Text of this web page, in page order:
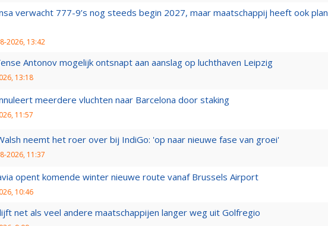
verwacht 777-9’s nog steeds begin 2027, maar maatschappij heeft ook plan
2026, 13:42
Antonov mogelijk ontsnapt aan aanslag op luchthaven Leipzig
13:18
meerdere vluchten naar Barcelona door staking
11:57
neemt het roer over bij IndiGo: 'op naar nieuwe fase van groei'
2026, 11:37
opent komende winter nieuwe route vanaf Brussels Airport
10:46
net als veel andere maatschappijen langer weg uit Golfregio